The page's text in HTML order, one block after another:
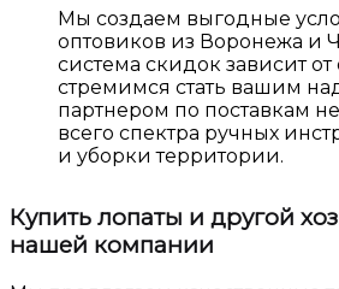
Мы создаем выгодные
оптовиков из Воронежа и
система скидок зависит
стремимся стать вашим
партнером по поставкам
всего спектра ручных
и уборки территории.
Купить лопаты и другой
нашей компании